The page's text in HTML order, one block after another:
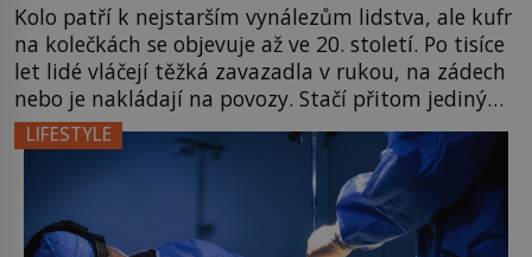
Kolo patří k nejstarším vynálezům lidstva, ale kufr
na kolečkách se objevuje až ve 20. století. Po tisíce
let lidé vláčejí těžká zavazadla v rukou, na zádech
nebo je nakládají na povozy. Stačí přitom jediný
nápad, připevnit ke kufru kolečka. Jenže právě ten
nikdo dlouho nedostane. Až jednou se na letišti
LIFESTYLE